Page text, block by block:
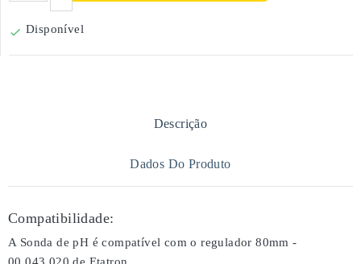
 Disponível
Descrição
Dados Do Produto
Compatibilidade:
A Sonda de pH é compatível com o regulador 80mm -